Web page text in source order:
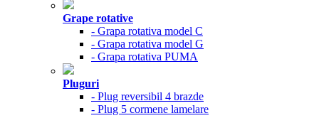
Grape rotative
- Grapa rotativa model C
- Grapa rotativa model G
- Grapa rotativa PUMA
Pluguri
- Plug reversibil 4 brazde
- Plug 5 cormene lamelare